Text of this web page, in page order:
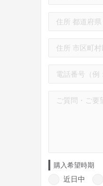
購入希望時期
近日中